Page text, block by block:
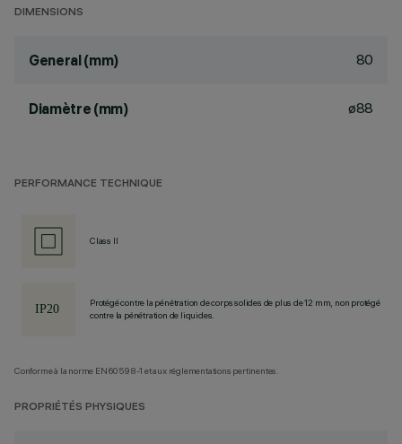
DIMENSIONS
General (mm) 80
Diamètre (mm) ø88
PERFORMANCE TECHNIQUE
Class II
Protégé contre la pénétration de corps solides de plus de 12 mm, non protégé
contre la pénétration de liquides.
Conforme à la norme EN60598-1 et aux réglementations pertinentes.
PROPRIÉTÉS PHYSIQUES